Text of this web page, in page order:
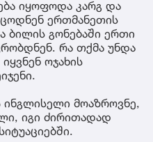
იყოფოდა კარგ და
ერთმანეთის
ბილის გონებაში ერთი
რა თქმა უნდა
ოჯახის
ინგლისელი მოაზროვნე,
იგი ძირითადად